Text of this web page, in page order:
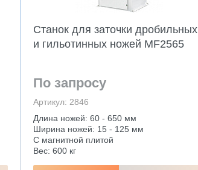
Станок для заточки дробильных
и гильотинных ножей MF2565
По запросу
Артикул: 2846
Длина ножей: 60 - 650 мм
Ширина ножей: 15 - 125 мм
С магнитной плитой
Вес: 600 кг